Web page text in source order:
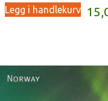
Legg i handlekurv